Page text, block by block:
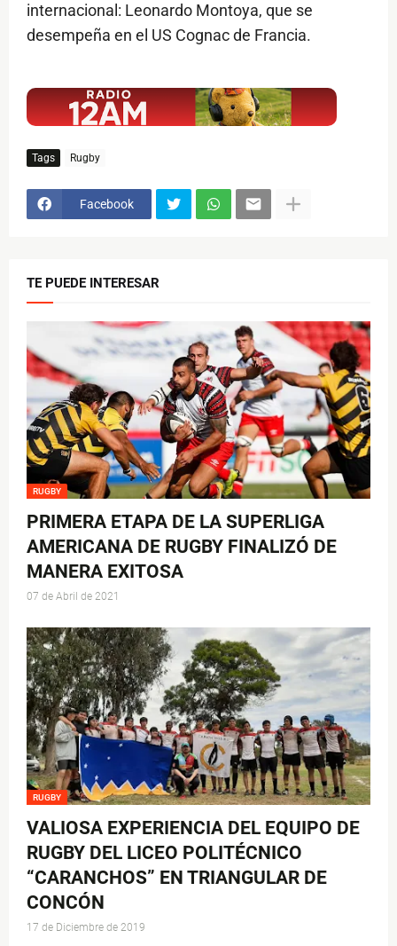
internacional: Leonardo Montoya, que se
desempeña en el US Cognac de Francia.
Tags Rugby
Facebook
TE PUEDE INTERESAR
RUGBY
PRIMERA ETAPA DE LA SUPERLIGA
AMERICANA DE RUGBY FINALIZÓ DE
MANERA EXITOSA
07 de Abril de 2021
RUGBY
VALIOSA EXPERIENCIA DEL EQUIPO DE
RUGBY DEL LICEO POLITÉCNICO
“CARANCHOS” EN TRIANGULAR DE
CONCÓN
17 de Diciembre de 2019